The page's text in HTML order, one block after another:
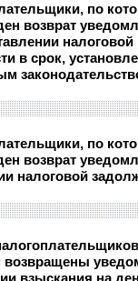
по
возврат
налоговой
в срок,
по
возврат
налоговой
возвращены
взыскания на